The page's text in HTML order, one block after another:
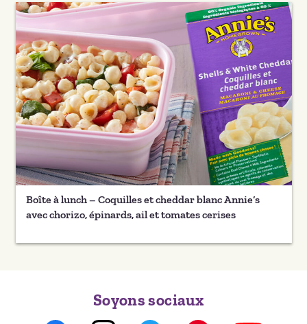
Boîte à lunch – Coquilles et cheddar blanc Annie’s
avec chorizo, épinards, ail et tomates cerises
Soyons sociaux